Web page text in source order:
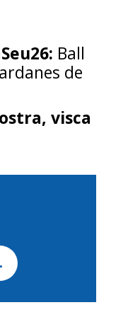
Ball
de
visca